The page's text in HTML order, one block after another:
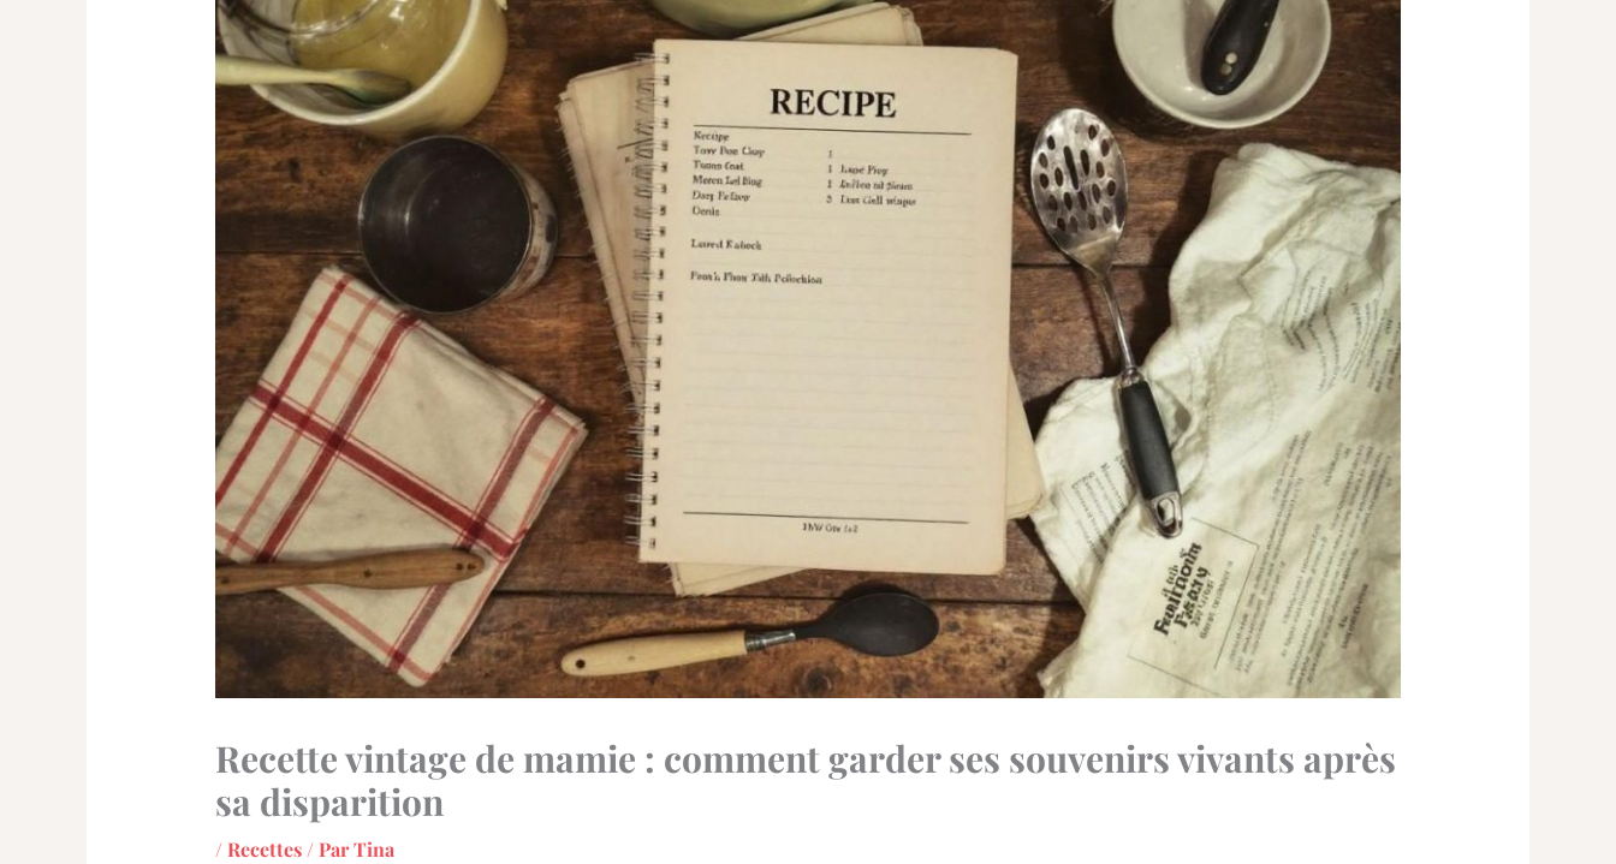
Recette vintage de mamie : comment garder ses souvenirs vivants après
sa disparition
/Recettes/ ParTina